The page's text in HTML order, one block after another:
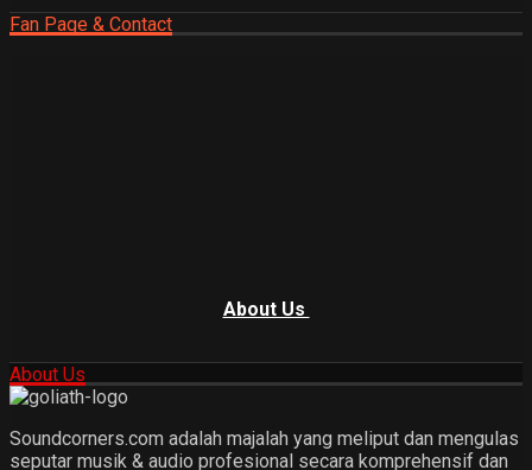
Fan Page & Contact
About Us
About Us
Soundcorners.com adalah majalah yang meliput dan mengulas
seputar musik & audio profesional secara komprehensif dan